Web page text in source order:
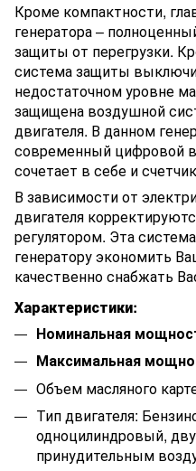
Кроме компактности,
генератора –
защиты от перегрузки.
система защиты
недостаточном уровне
защищена воздушной
двигателя. В данном
современный цифровой
сочетает в себе и
В зависимости от
двигателя
регулятором. Эта
генератору экономить
качественно снабжать
Характеристики:
Номинальная
Максимальная
Объем масляного
Тип двигателя:
одноцилиндровый,
принудительным